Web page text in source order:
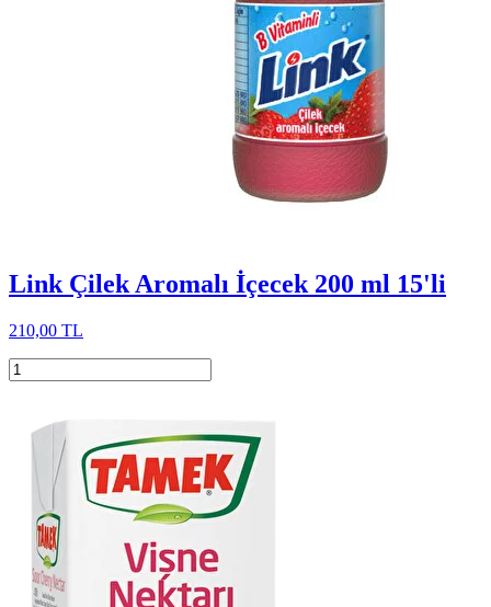
Link Çilek Aromalı İçecek 200 ml 15'li
210,00 TL